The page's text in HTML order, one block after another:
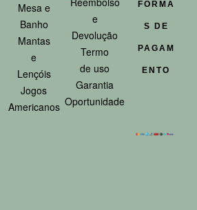
Mesa e
Banho
Mantas
e
Lençóis
Jogos
Americanos
e
Devolução
Termo
de uso
Garantia
Oportunidade
FORMA
S DE
PAGAM
ENTO